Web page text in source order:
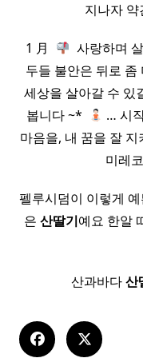
지나자
​ 1 月 ​
사랑하며
두들 불안은 뒤로
세상을 살아갈 수 있
봅니다 ~* ​
… 시
마음을, 내 꿈을 잘 지
미레
펠루시덤이 이렇게
은 산딸기예요 한알
산과바다산